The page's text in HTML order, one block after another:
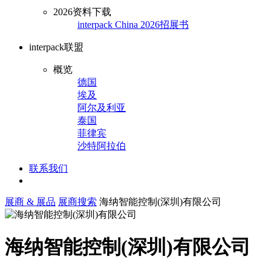
2026资料下载
interpack China 2026招展书
interpack联盟
概览
德国
埃及
阿尔及利亚
泰国
菲律宾
沙特阿拉伯
联系我们
展商 & 展品 展商搜索 海纳智能控制(深圳)有限公司
海纳智能控制(深圳)有限公司